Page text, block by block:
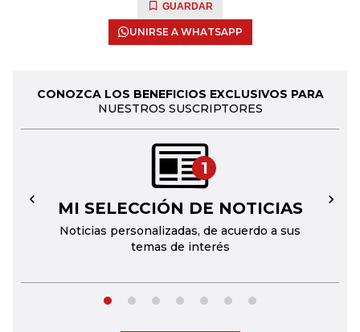
GUARDAR
UNIRSE A WHATSAPP
CONOZCA LOS BENEFICIOS EXCLUSIVOS PARA
NUESTROS SUSCRIPTORES
1
MI SELECCIÓN DE NOTICIAS
Noticias personalizadas, de acuerdo a sus
temas de interés
← →